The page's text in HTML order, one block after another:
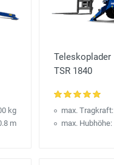
kg
m
Teleskoplader
TSR 1840
max. Tragkraft:
max. Hubhöhe: